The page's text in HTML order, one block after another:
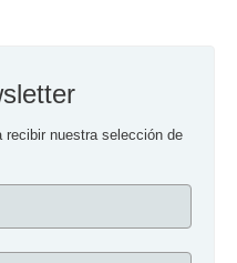
recibir nuestra selección de